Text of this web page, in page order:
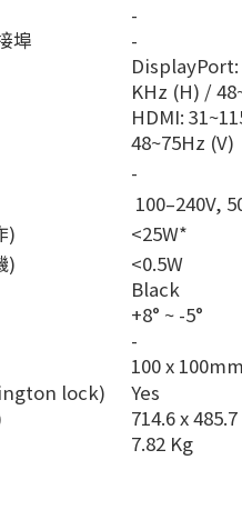
-
埠
-
DisplayPort:
KHz (H) /
HDMI:
48~75Hz (V)
-
100–240V,
)
<25W*
)
<0.5W
Black
+8° ~ -5°
-
100 x
lock)
Yes
714.6 x
7.82 Kg